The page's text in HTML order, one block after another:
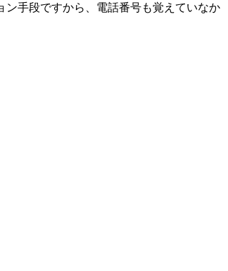
手段ですから、電話番号も覚えていなか